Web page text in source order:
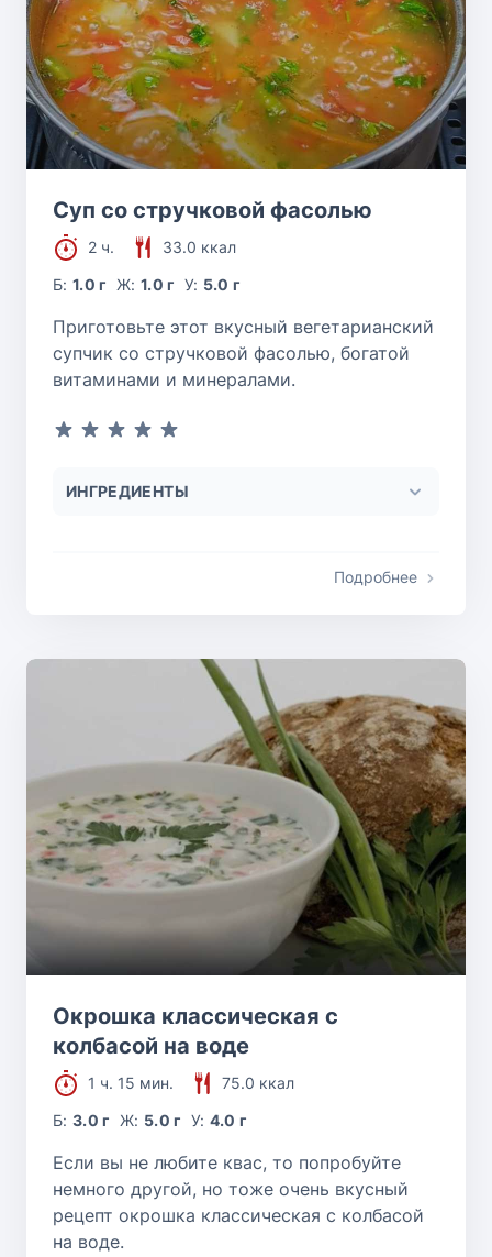
Суп со стручковой фасолью
2 ч.
33.0 ккал
Б:1.0 г Ж: 1.0 г У: 5.0 г
Приготовьте этот вкусный вегетарианский
супчик со стручковой фасолью, богатой
витаминами и минералами.
ИНГРЕДИЕНТЫ
Подробнее
Окрошка классическая с
колбасой на воде
1 ч. 15 мин.
75.0 ккал
Б:3.0 г Ж: 5.0 г У: 4.0 г
Если вы не любите квас, то попробуйте
немного другой, но тоже очень вкусный
рецепт окрошка классическая с колбасой
на воде.